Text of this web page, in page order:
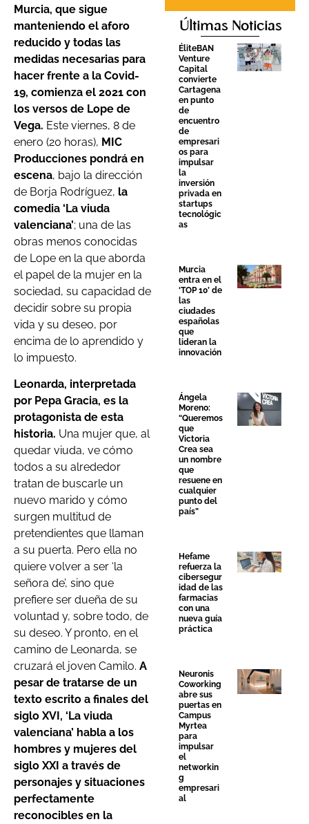
Murcia, que sigue
manteniendo el aforo
reducido y todas las
medidas necesarias para
hacer frente a la Covid-
19, comienza el 2021 con
los versos de Lope de
Vega. Este viernes, 8 de
enero (20 horas), MIC
Producciones pondrá en
escena, bajo la dirección
de Borja Rodríguez, la
comedia ‘La viuda
valenciana’; una de las
obras menos conocidas
de Lope en la que aborda
el papel de la mujer en la
sociedad, su capacidad de
decidir sobre su propia
vida y su deseo, por
encima de lo aprendido y
lo impuesto.
Leonarda, interpretada
por Pepa Gracia, es la
protagonista de esta
historia. Una mujer que, al
quedar viuda, ve cómo
todos a su alrededor
tratan de buscarle un
nuevo marido y cómo
surgen multitud de
pretendientes que llaman
a su puerta. Pero ella no
quiere volver a ser ‘la
señora de’, sino que
prefiere ser dueña de su
voluntad y, sobre todo, de
su deseo. Y pronto, en el
camino de Leonarda, se
cruzará el joven Camilo. A
pesar de tratarse de un
texto escrito a finales del
siglo XVI, ‘La viuda
valenciana’ habla a los
hombres y mujeres del
siglo XXI a través de
personajes y situaciones
perfectamente
reconocibles en la
Últimas Noticias
ÉliteBAN
Venture
Capital
convierte
Cartagena
en punto
de
encuentro
de
empresari
os para
impulsar
la
inversión
privada en
startups
tecnológic
as
Murcia
entra en el
‘TOP 10’ de
las
ciudades
españolas
que
lideran la
innovación
Ángela
Moreno:
“Queremos
que
Victoria
Crea sea
un nombre
que
resuene en
cualquier
punto del
país”
Hefame
refuerza la
cibersegur
idad de las
farmacias
con una
nueva guía
práctica
Neuronis
Coworking
abre sus
puertas en
Campus
Myrtea
para
impulsar
el
networkin
g
empresari
al